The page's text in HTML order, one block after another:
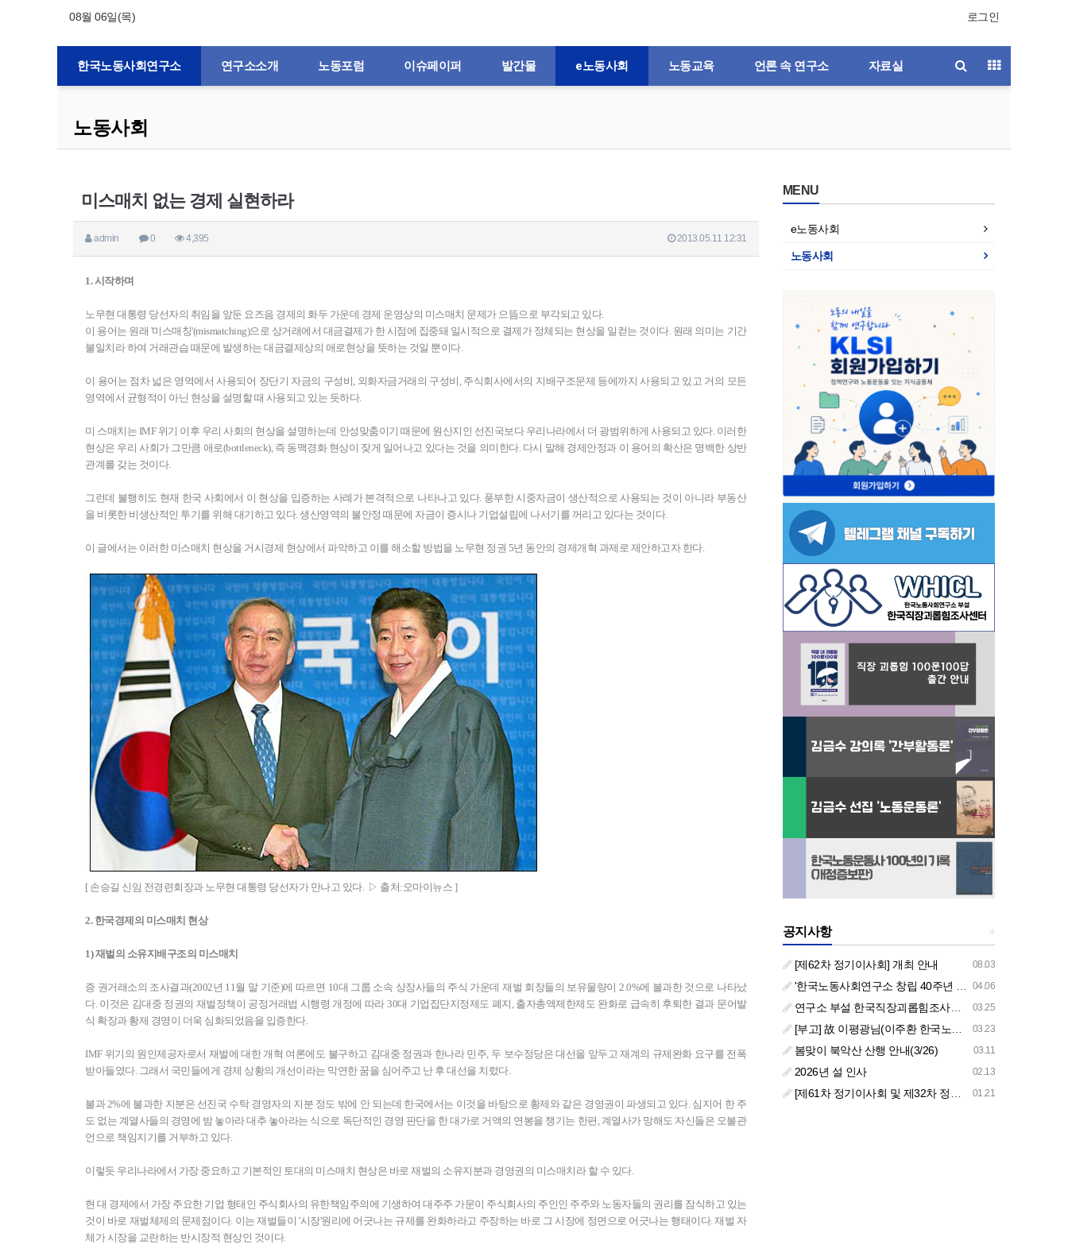
08월 06일(목) 로그인
한국노동사회연구소 연구소소개 노동포럼 이슈페이퍼 발간물 e노동사회 노동교육 언론 속 연구소 자료실
노동사회
미스매치 없는 경제 실현하라
admin 0 4,395 2013.05.11 12:31
1. 시작하며
노무현 대통령 당선자의 취임을 앞둔 요즈음 경제의 화두 가운데 경제 운영상의 미스매치 문제가 으뜸으로 부각되고 있다.
이 용어는 원래 '미스매칭'(mismatching)으로 상거래에서 대금결제가 한 시점에 집중돼 일시적으로 결제가 정체되는 현상을 일컫는 것이다. 원래 의미는 기간
불일치라 하여 거래관습 때문에 발생하는 대금결제상의 애로현상을 뜻하는 것일 뿐이다.
이 용어는 점차 넓은 영역에서 사용되어 장단기 자금의 구성비, 외화자금거래의 구성비, 주식회사에서의 지배구조문제 등에까지 사용되고 있고 거의 모든
영역에서 균형적이 아닌 현상을 설명할 때 사용되고 있는 듯하다.
미 스매치는 IMF 위기 이후 우리 사회의 현상을 설명하는데 안성맞춤이기 때문에 원산지인 선진국보다 우리나라에서 더 광범위하게 사용되고 있다. 이러한
현상은 우리 사회가 그만큼 애로(bottleneck), 즉 동맥경화 현상이 잦게 일어나고 있다는 것을 의미한다. 다시 말해 경제안정과 이 용어의 확산은 명백한 상반
관계를 갖는 것이다.
그런데 불행히도 현재 한국 사회에서 이 현상을 입증하는 사례가 본격적으로 나타나고 있다. 풍부한 시중자금이 생산적으로 사용되는 것이 아니라 부동산
을 비롯한 비생산적인 투기를 위해 대기하고 있다. 생산영역의 불안정 때문에 자금이 증시나 기업설립에 나서기를 꺼리고 있다는 것이다.
이 글에서는 이러한 미스매치 현상을 거시경제 현상에서 파악하고 이를 해소할 방법을 노무현 정권 5년 동안의 경제개혁 과제로 제안하고자 한다.
[ 손승길 신임 전경련회장과 노무현 대통령 당선자가 만나고 있다. ▷ 출처:오마이뉴스 ]
2. 한국경제의 미스매치 현상
1) 재벌의 소유지배구조의 미스매치
증 권거래소의 조사결과(2002년 11월 말 기준)에 따르면 10대 그룹 소속 상장사들의 주식 가운데 재벌 회장들의 보유물량이 2.0%에 불과한 것으로 나타났
다. 이것은 김대중 정권의 재벌정책이 공정거래법 시행령 개정에 따라 30대 기업집단지정제도 폐지, 출자총액제한제도 완화로 급속히 후퇴한 결과 문어발
식 확장과 황제 경영이 더욱 심화되었음을 입증한다.
IMF 위기의 원인제공자로서 재벌에 대한 개혁 여론에도 불구하고 김대중 정권과 한나라 민주, 두 보수정당은 대선을 앞두고 재계의 규제완화 요구를 전폭
받아들였다. 그래서 국민들에게 경제 상황의 개선이라는 막연한 꿈을 심어주고 난 후 대선을 치렀다.
불과 2%에 불과한 지분은 선진국 수탁 경영자의 지분 정도 밖에 안 되는데 한국에서는 이것을 바탕으로 황제와 같은 경영권이 파생되고 있다. 심지어 한 주
도 없는 계열사들의 경영에 밤 놓아라 대추 놓아라는 식으로 독단적인 경영 판단을 한 대가로 거액의 연봉을 챙기는 한편, 계열사가 망해도 자신들은 오불관
언으로 책임지기를 거부하고 있다.
이렇듯 우리나라에서 가장 중요하고 기본적인 토대의 미스매치 현상은 바로 재벌의 소유지분과 경영권의 미스매치라 할 수 있다.
현 대 경제에서 가장 주요한 기업 형태인 주식회사의 유한책임주의에 기생하여 대주주 가문이 주식회사의 주인인 주주와 노동자들의 권리를 잠식하고 있는
것이 바로 재벌체제의 문제점이다. 이는 재벌들이 '시장'원리에 어긋나는 규제를 완화하라고 주장하는 바로 그 시장에 정면으로 어긋나는 행태이다. 재벌 자
체가 시장을 교란하는 반시장적 현상인 것이다.
MENU
e노동사회
노동사회
+
공지사항
08.03
[제62차 정기이사회] 개최 안내
04.06
'한국노동사회연구소 창립 40주년 기념 행사 안내'
03.25
연구소 부설 한국직장괴롭힘조사센터 '2026년도 주요 사업 안내' (교육/컨설팅)
03.23
[부고] 故 이평광님(이주환 한국노동사회연구소 부소장 부친상)
03.11
봄맞이 북악산 산행 안내(3/26)
02.13
2026년 설 인사
01.21
[제61차 정기이사회 및 제32차 정기총회 합동회의] 개최 안내